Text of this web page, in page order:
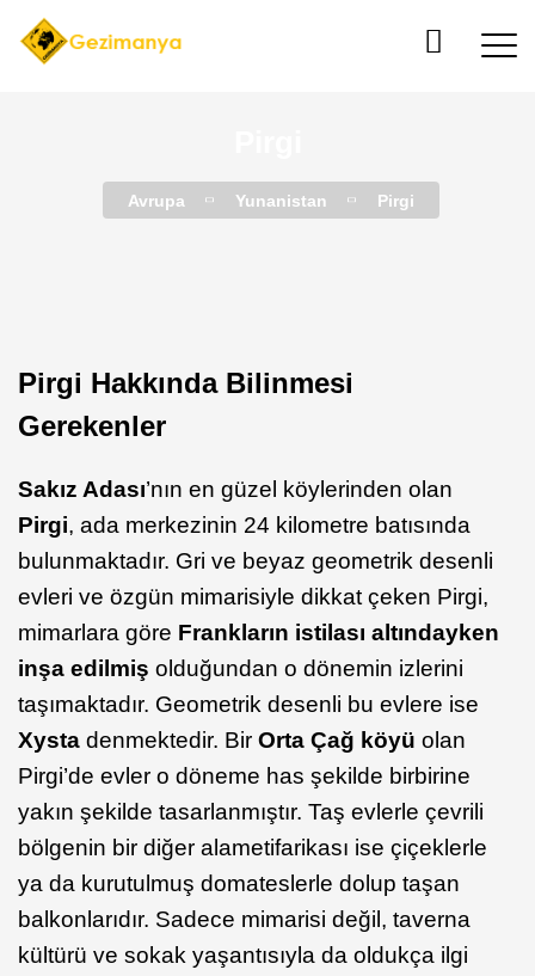
Avrupa Yunanistan Pirgi
Pirgi Hakkında Bilinmesi
Gerekenler
Sakız Adası’nın en güzel köylerinden olan
Pirgi, ada merkezinin 24 kilometre batısında
bulunmaktadır. Gri ve beyaz geometrik desenli
evleri ve özgün mimarisiyle dikkat çeken Pirgi,
mimarlara göre Frankların istilası altındayken
inşa edilmiş olduğundan o dönemin izlerini
taşımaktadır. Geometrik desenli bu evlere ise
Xysta denmektedir. Bir Orta Çağ köyü olan
Pirgi’de evler o döneme has şekilde birbirine
yakın şekilde tasarlanmıştır. Taş evlerle çevrili
bölgenin bir diğer alametifarikası ise çiçeklerle
ya da kurutulmuş domateslerle dolup taşan
balkonlarıdır. Sadece mimarisi değil, taverna
kültürü ve sokak yaşantısıyla da oldukça ilgi